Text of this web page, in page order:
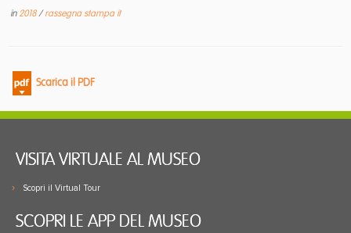
in 2018/rassegna stampa it
Scarica il PDF
VISITA VIRTUALE AL MUSEO
Scopri il Virtual Tour
SCOPRI LE APP DEL MUSEO